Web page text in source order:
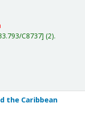
C8737 (2).
the Caribbean